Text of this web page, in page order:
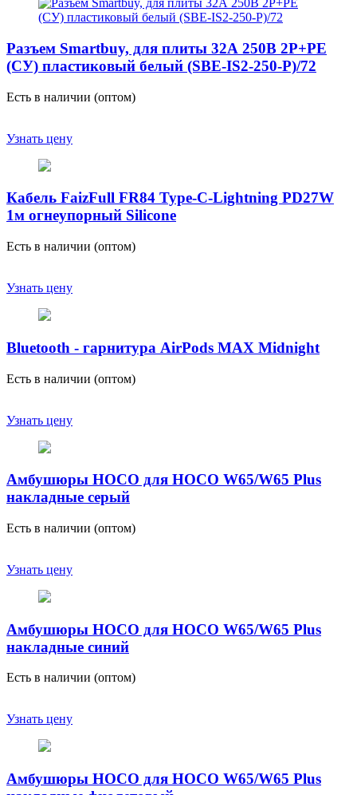
Разъем Smartbuy, для плиты 32А 250В 2P+PE
(СУ) пластиковый белый (SBE-IS2-250-P)/72
Есть в наличии (оптом)
Узнать цену
Кабель FaizFull FR84 Type-C-Lightning PD27W
1м огнеупорный Silicone
Есть в наличии (оптом)
Узнать цену
Bluetooth - гарнитура AirPods MAX Midnight
Есть в наличии (оптом)
Узнать цену
Амбушюры HOCO для HOCO W65/W65 Plus
накладные серый
Есть в наличии (оптом)
Узнать цену
Амбушюры HOCO для HOCO W65/W65 Plus
накладные синий
Есть в наличии (оптом)
Узнать цену
Амбушюры HOCO для HOCO W65/W65 Plus